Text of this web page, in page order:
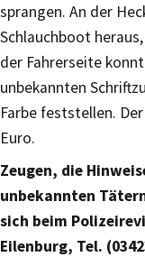
sprangen. An der
Schlauchboot
der Fahrerseite
unbekannten
Farbe feststellen.
Euro.
Zeugen, die
unbekannten
sich beim
Eilenburg, Tel.